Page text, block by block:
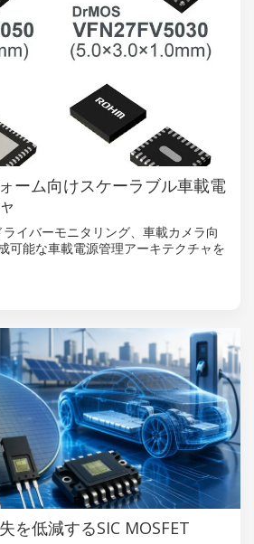
ーム向けスケーラブル車載電
ライバーモニタリング、車載カメラ向
可能な車載電源管理アーキテクチャを
を低減するSIC MOSFET